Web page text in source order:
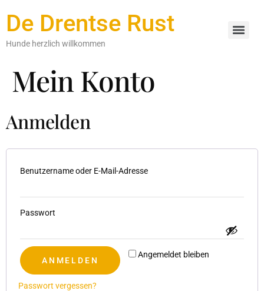
De Drentse Rust
Hunde herzlich willkommen
Mein Konto
Anmelden
Benutzername oder E-Mail-Adresse
Passwort
Angemeldet bleiben
ANMELDEN
Passwort vergessen?